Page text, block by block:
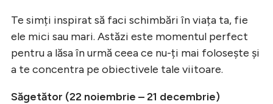
Te simți inspirat să faci schimbări în viața ta, fie
ele mici sau mari. Astăzi este momentul perfect
pentru a lăsa în urmă ceea ce nu-ți mai folosește și
a te concentra pe obiectivele tale viitoare.
Săgetător (22 noiembrie – 21 decembrie)